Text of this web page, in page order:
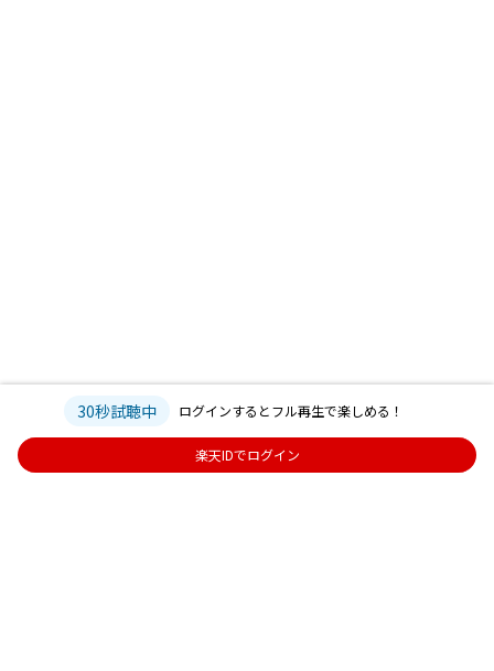
30秒試聴中 ログインするとフル再生で楽しめる！
楽天IDでログイン